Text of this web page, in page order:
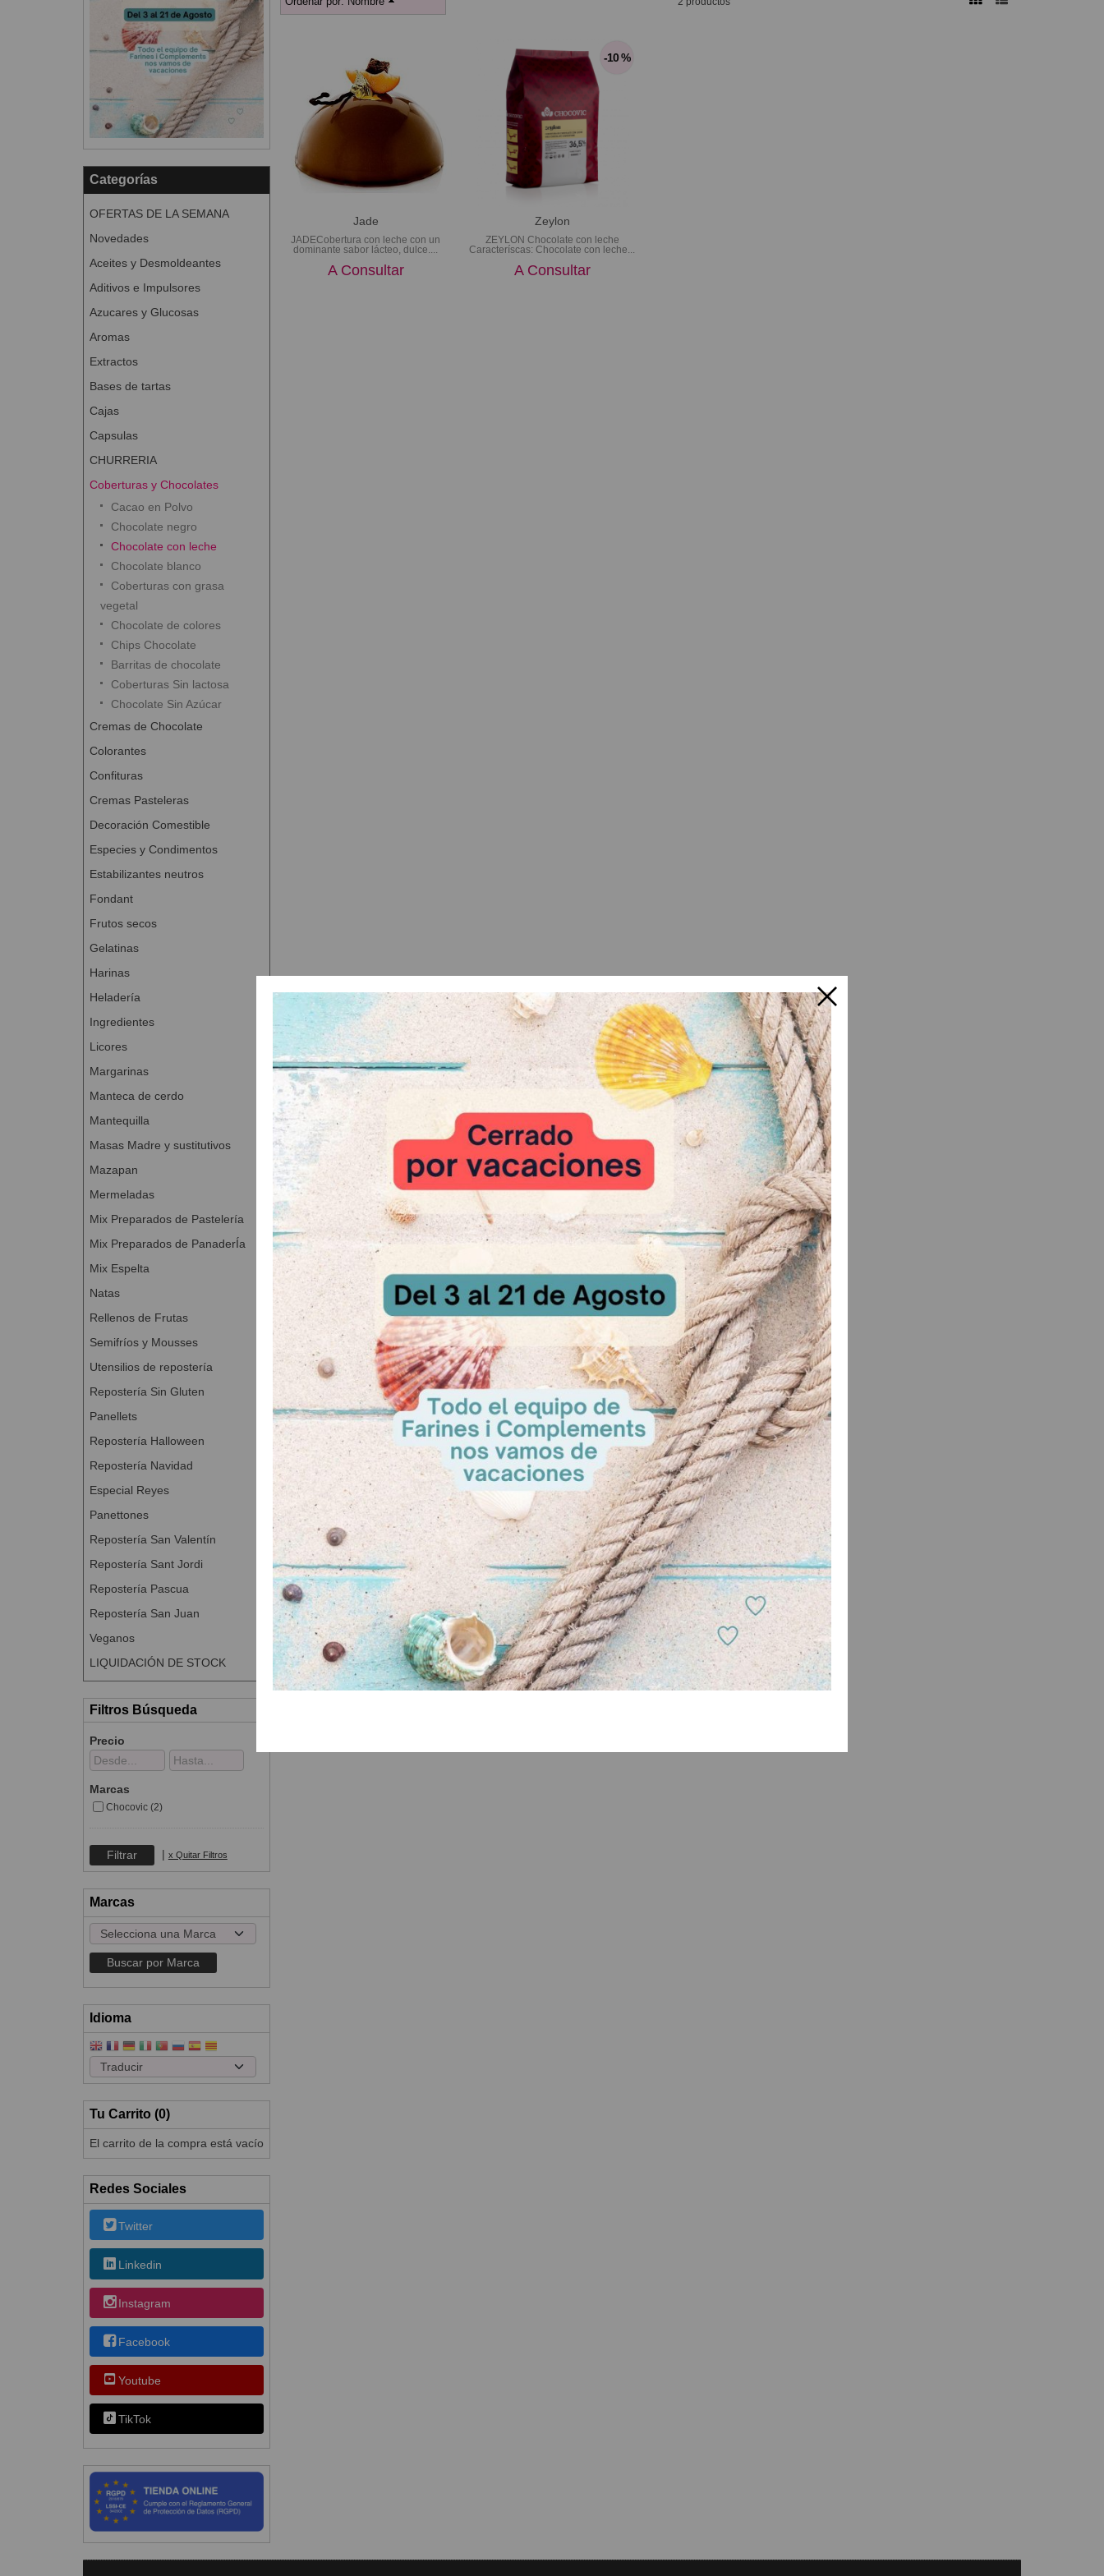
Categorías
OFERTAS DE LA SEMANA
Novedades
Aceites y Desmoldeantes
Aditivos e Impulsores
Azucares y Glucosas
Aromas
Extractos
Bases de tartas
Cajas
Capsulas
CHURRERIA
Coberturas y Chocolates
Cacao en Polvo
Chocolate negro
Chocolate con leche
Chocolate blanco
Coberturas con grasa
vegetal
Chocolate de colores
Chips Chocolate
Barritas de chocolate
Coberturas Sin lactosa
Chocolate Sin Azúcar
Cremas de Chocolate
Colorantes
Confituras
Cremas Pasteleras
Decoración Comestible
Especies y Condimentos
Estabilizantes neutros
Fondant
Frutos secos
Gelatinas
Harinas
Heladería
Ingredientes
Licores
Margarinas
Manteca de cerdo
Mantequilla
Masas Madre y sustitutivos
Mazapan
Mermeladas
Mix Preparados de Pastelería
Mix Preparados de PanaderÍa
Mix Espelta
Natas
Rellenos de Frutas
Semifríos y Mousses
Utensilios de repostería
Repostería Sin Gluten
Panellets
Repostería Halloween
Repostería Navidad
Especial Reyes
Panettones
Repostería San Valentín
Repostería Sant Jordi
Repostería Pascua
Repostería San Juan
Veganos
LIQUIDACIÓN DE STOCK
Filtros Búsqueda
Precio
Marcas
Chocovic (2)
| x Quitar Filtros
Marcas
Idioma
Tu Carrito (0)
El carrito de la compra está vacío
Redes Sociales
Twitter
Linkedin
Instagram
Facebook
Youtube
TikTok
Jade
JADECobertura con leche con un
dominante sabor lácteo, dulce....
A Consultar
-10 %
Zeylon
ZEYLON Chocolate con leche
Caracteríscas: Chocolate con leche...
A Consultar